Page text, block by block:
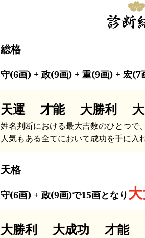
総格
守(6画) + 政(9画) + 重(9画) + 宏(7
天運 才能 大勝利
姓名判断における最大吉数のひとつで
人気もある全てにおいて成功を手に入
天格
守(6画) + 政(9画)で15画となり
大勝利 大成功 才能